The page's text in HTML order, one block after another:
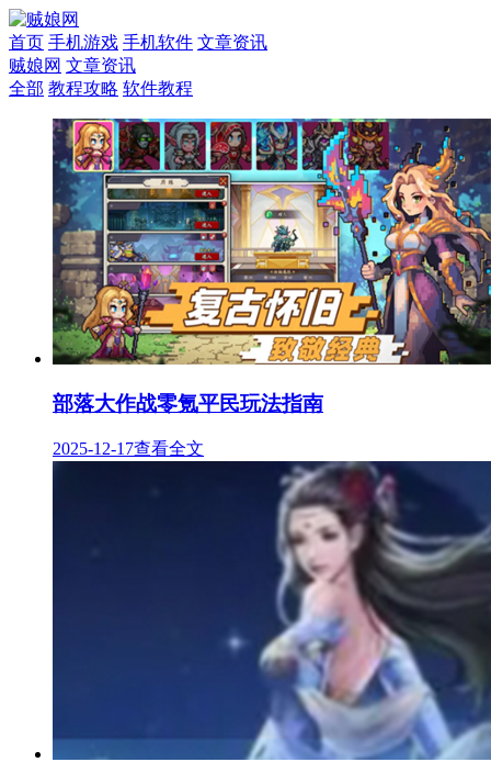
首页 手机游戏 手机软件 文章资讯
贼娘网 文章资讯
全部 教程攻略 软件教程
部落大作战零氪平民玩法指南
2025-12-17查看全文